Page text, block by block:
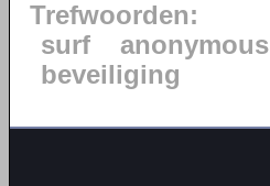
Trefwoorden:
surf
anonymous
beveiliging